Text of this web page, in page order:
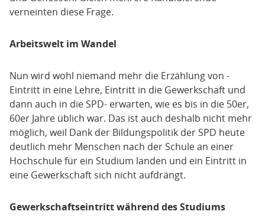
verneinten diese Frage.
Arbeitswelt im Wandel
Nun wird wohl niemand mehr die Erzählung von -
Eintritt in eine Lehre, Eintritt in die Gewerkschaft und
dann auch in die SPD- erwarten, wie es bis in die 50er,
60er Jahre üblich war. Das ist auch deshalb nicht mehr
möglich, weil Dank der Bildungspolitik der SPD heute
deutlich mehr Menschen nach der Schule an einer
Hochschule für ein Studium landen und ein Eintritt in
eine Gewerkschaft sich nicht aufdrängt.
Gewerkschaftseintritt während des Studiums